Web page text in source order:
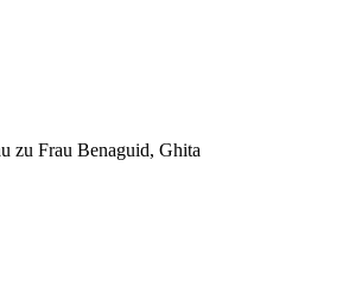
zu Frau Benaguid, Ghita